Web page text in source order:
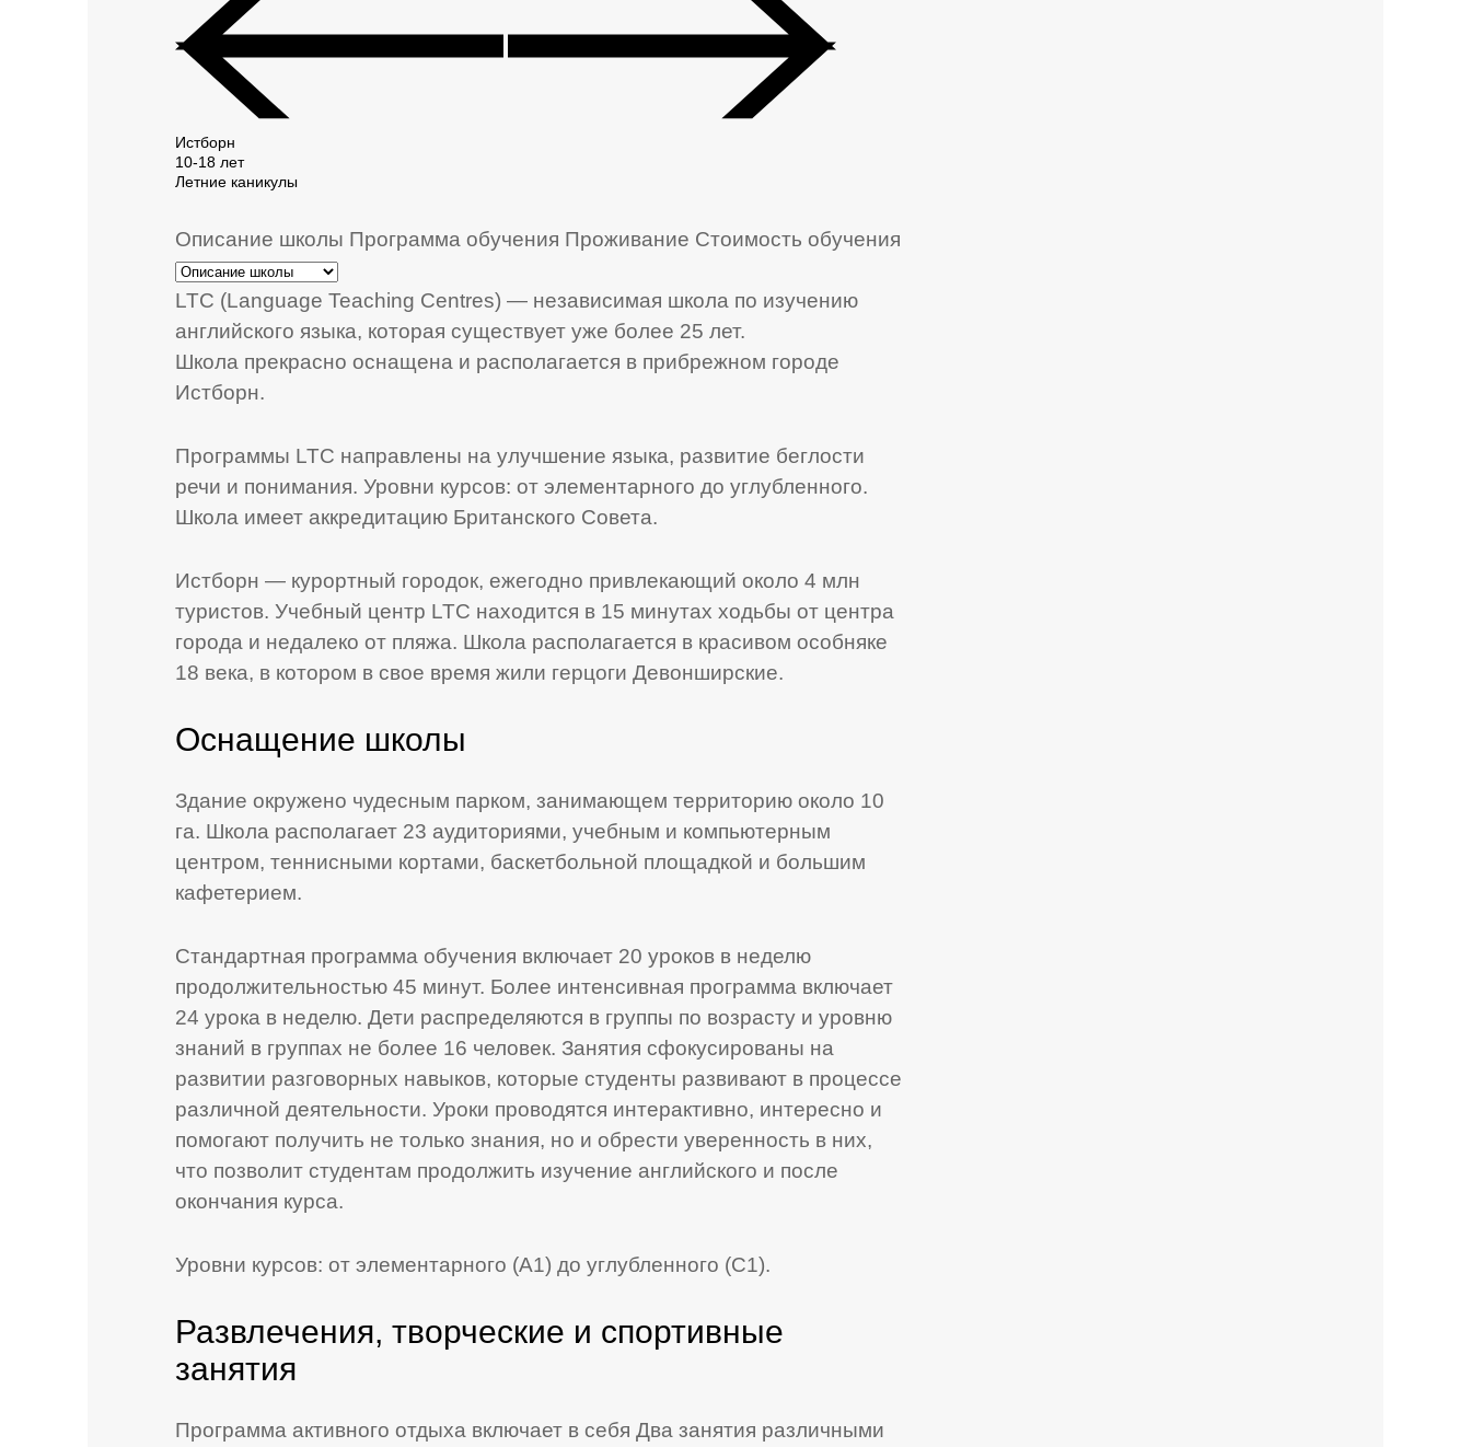
Истборн
10-18 лет
Летние каникулы
Описание школы Программа обучения Проживание Стоимость обучения
LTC (Language Teaching Centres) — независимая школа по изучению
английского языка, которая существует уже более 25 лет.
Школа прекрасно оснащена и располагается в прибрежном городе
Истборн.
Программы LTC направлены на улучшение языка, развитие беглости
речи и понимания. Уровни курсов: от элементарного до углубленного.
Школа имеет аккредитацию Британского Совета.
Истборн — курортный городок, ежегодно привлекающий около 4 млн
туристов. Учебный центр LTC находится в 15 минутах ходьбы от центра
города и недалеко от пляжа. Школа располагается в красивом особняке
18 века, в котором в свое время жили герцоги Девонширские.
Оснащение школы
Здание окружено чудесным парком, занимающем территорию около 10
га. Школа располагает 23 аудиториями, учебным и компьютерным
центром, теннисными кортами, баскетбольной площадкой и большим
кафетерием.
Стандартная программа обучения включает 20 уроков в неделю
продолжительностью 45 минут. Более интенсивная программа включает
24 урока в неделю. Дети распределяются в группы по возрасту и уровню
знаний в группах не более 16 человек. Занятия сфокусированы на
развитии разговорных навыков, которые студенты развивают в процессе
различной деятельности. Уроки проводятся интерактивно, интересно и
помогают получить не только знания, но и обрести уверенность в них,
что позволит студентам продолжить изучение английского и после
окончания курса.
Уровни курсов: от элементарного (А1) до углубленного (С1).
Развлечения, творческие и спортивные
занятия
Программа активного отдыха включает в себя Два занятия различными